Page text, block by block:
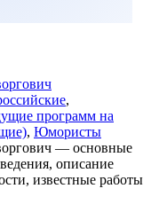
,
программ на
, Юмористы
— основные
описание
известные работы